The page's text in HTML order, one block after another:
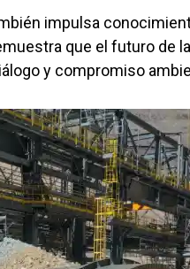
impulsa
que el futuro de
y compromiso